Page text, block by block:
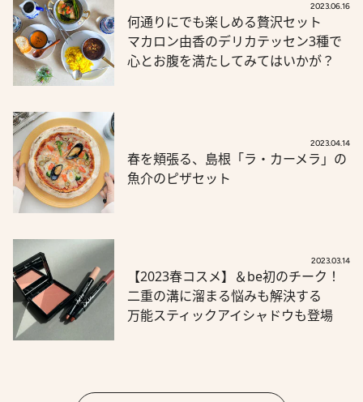
2023.06.16
何通りにでも楽しめる贅沢セット
マカロン由香のデリカテッセン3種で
心とお腹を満たしてみてはいかが？
2023.04.14
春を頬張る、島根「ラ・カーメラ」の
魚介のピザセット
2023.03.14
【2023春コスメ】＆be初のチーク！
二重の溝に溜まる悩みも解決する
万能スティックアイシャドウも登場